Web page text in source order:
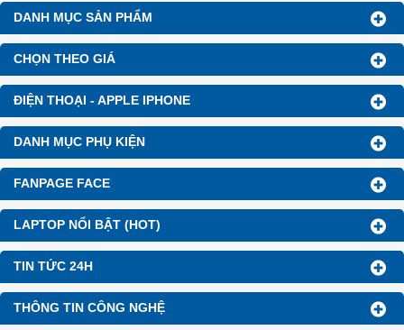
DANH MỤC SẢN PHẨM
CHỌN THEO GIÁ
ĐIỆN THOẠI - APPLE IPHONE
DANH MỤC PHỤ KIỆN
FANPAGE FACE
LAPTOP NỔI BẬT (HOT)
TIN TỨC 24H
THÔNG TIN CÔNG NGHỆ